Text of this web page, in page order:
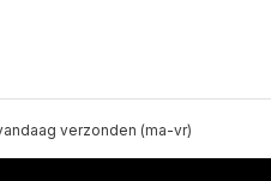
verzonden (ma-vr)